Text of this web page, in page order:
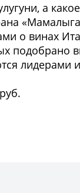
а
о винах
подобрано
лидерами